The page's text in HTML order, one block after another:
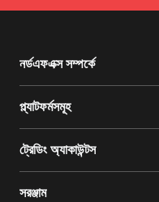
নর্ডএফএক্স সম্পর্কে
প্ল্যাটফর্মসমূহ
ট্রেডিং অ্যাকাউন্টস
সরঞ্জাম